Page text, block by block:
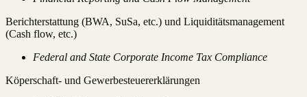
Berichterstattung (BWA, SuSa, etc.) und Liquiditätsmanagement
(Cash flow, etc.)
Federal and State Corporate Income Tax Compliance
Köperschaft- und Gewerbesteuererklärungen